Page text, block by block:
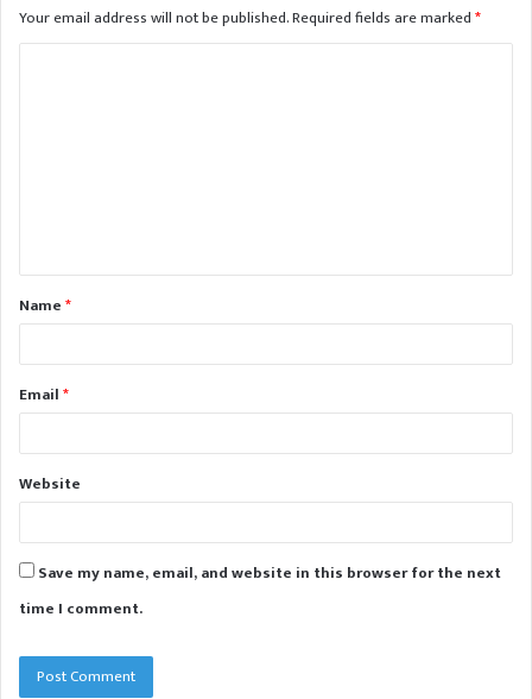
Your email address will not be published.Required fields are marked*
t
*Name*
Email*
Website
Save my name, email, and website in this browser for the next
time I comment.